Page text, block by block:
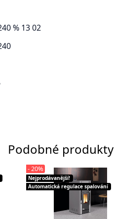
% 13 02
Podobné produkty
Nejprodávanější!
Automatická regulace spalování
- 20%